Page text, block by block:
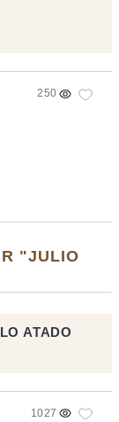
250
"JULIO
ATADO
1027